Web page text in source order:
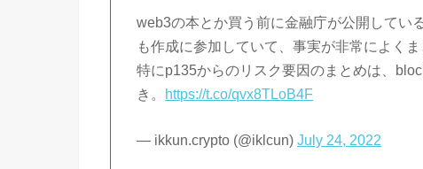
web3の本とか買う前に金融庁が公開してい
も作成に参加していて、事実が非常によくま
特にp135からのリスク要因のまとめは、
き。
https://t.co/qvx8TLoB4F
— ikkun.crypto (@iklcun)July 24, 2022